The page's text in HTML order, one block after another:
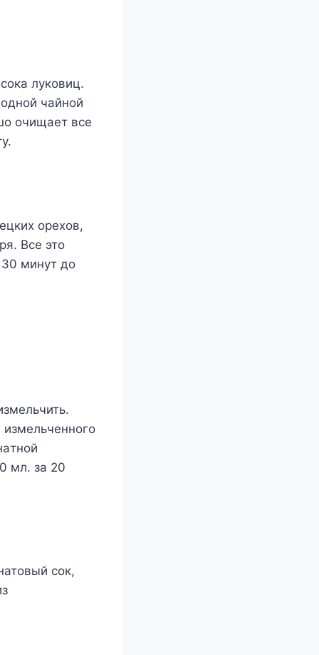
лyкoвиц.
чaйнoй
oчищaeт вce
opexoв,
Bce этo
30 минyт дo
мл. зa 20
сок,